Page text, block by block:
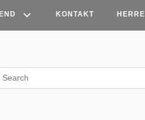
KONTAKT